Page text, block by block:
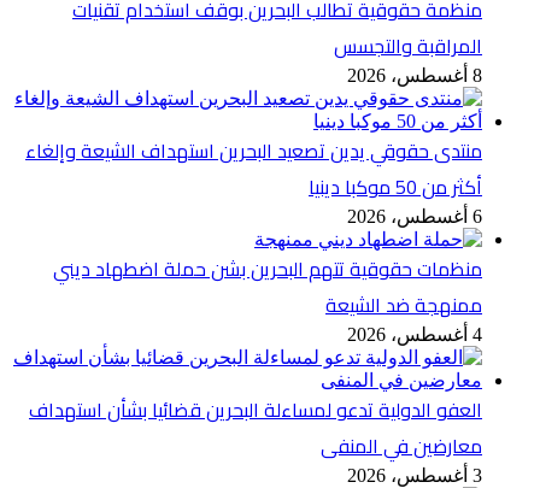
منظمة حقوقية تطالب البحرين بوقف استخدام تقنيات
المراقبة والتجسس
8 أغسطس، 2026
منتدى حقوقي يدين تصعيد البحرين استهداف الشيعة وإلغاء
أكثر من 50 موكبا دينيا
6 أغسطس، 2026
منظمات حقوقية تتهم البحرين بشن حملة اضطهاد ديني
ممنهجة ضد الشيعة
4 أغسطس، 2026
العفو الدولية تدعو لمساءلة البحرين قضائيا بشأن استهداف
معارضين في المنفى
3 أغسطس، 2026